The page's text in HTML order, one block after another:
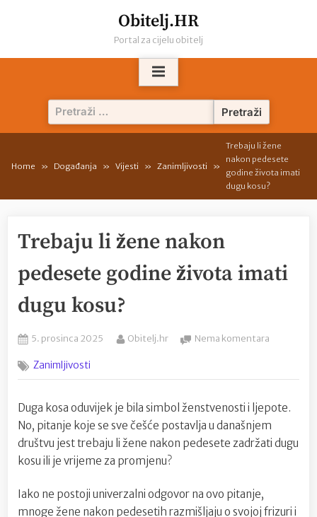
Obitelj.HR
Portal za cijelu obitelj
Pretraži:
Home Događanja Vijesti Zanimljivosti
Trebaju li žene
nakon pedesete
godine života imati
dugu kosu?
Trebaju li žene nakon
pedesete godine života imati
dugu kosu?
Posted
5. prosinca 2025 By
Obitelj.hr Nema komentara
žene
pedesete
godine
života
Zanimljivosti
Duga kosa oduvijek je bila simbol ženstvenosti i ljepote.
No, pitanje koje se sve češće postavlja u današnjem
društvu jest trebaju li žene nakon pedesete zadržati dugu
kosu ili je vrijeme za promjenu?
Iako ne postoji univerzalni odgovor na ovo pitanje,
mnoge žene nakon pedesetih razmišljaju o svojoj frizuri i